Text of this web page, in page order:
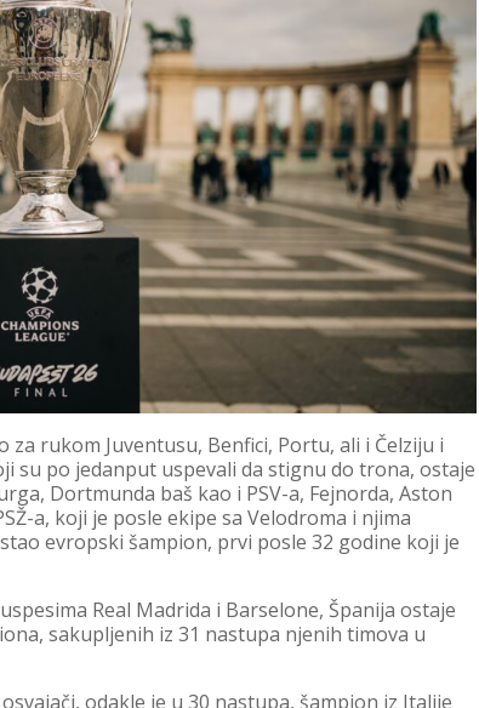
rukom Juventusu, Benfici, Portu, ali i Čelziju i
su po jedanput uspevali da stignu do trona, ostaje
Dortmunda baš kao i PSV-a, Fejnorda, Aston
a, koji je posle ekipe sa Velodroma i njima
evropski šampion, prvi posle 32 godine koji je
Real Madrida i Barselone, Španija ostaje
sakupljenih iz 31 nastupa njenih timova u
odakle je u 30 nastupa, šampion iz Italije